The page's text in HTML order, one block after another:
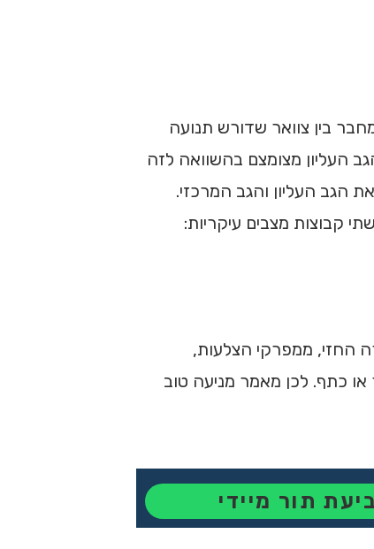
בין צוואר שדורש תנועה
העליון מצומצם בהשוואה לזה
את הגב העליון והגב המרכזי.
קבוצות מצבים עיקריות:
החזי, ממפרקי הצלעות,
כתף. לכן מאמר מניעה טוב
תור מיידי